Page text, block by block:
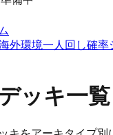
外環境一人回し確率
ッキ一覧